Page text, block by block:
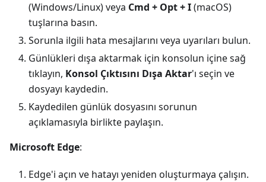
(Windows/Linux) veya Cmd + Opt + I(macOS)
tuşlarına basın.
Sorunla ilgili hata mesajlarını veya uyarıları bulun.
Günlükleri dışa aktarmak için konsolun içine sağ
tıklayın, Konsol Çıktısını Dışa Aktar'ı seçin ve
dosyayı kaydedin.
Kaydedilen günlük dosyasını sorunun
açıklamasıyla birlikte paylaşın.
Microsoft Edge:
Edge'i açın ve hatayı yeniden oluşturmaya çalışın.